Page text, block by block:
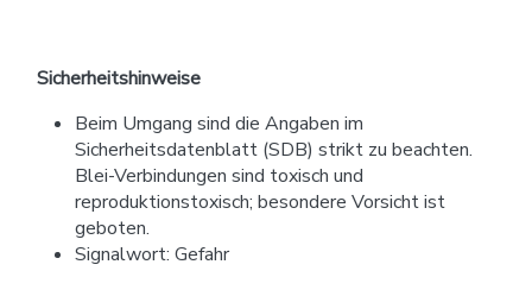
Sicherheitshinweise
Beim Umgang sind die Angaben im
Sicherheitsdatenblatt (SDB) strikt zu beachten.
Blei-Verbindungen sind toxisch und
reproduktionstoxisch; besondere Vorsicht ist
geboten.
Signalwort: Gefahr